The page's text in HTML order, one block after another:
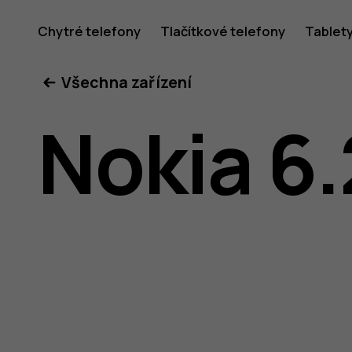
příručka
k
Chytré telefony Tlačítkové telefony
Všechna zařízení
Nokia